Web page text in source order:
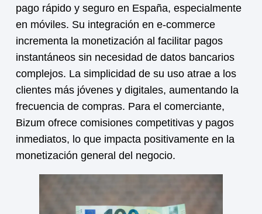
pago rápido y seguro en España, especialmente
en móviles. Su integración en e-commerce
incrementa la monetización al facilitar pagos
instantáneos sin necesidad de datos bancarios
complejos. La simplicidad de su uso atrae a los
clientes más jóvenes y digitales, aumentando la
frecuencia de compras. Para el comerciante,
Bizum ofrece comisiones competitivas y pagos
inmediatos, lo que impacta positivamente en la
monetización general del negocio.